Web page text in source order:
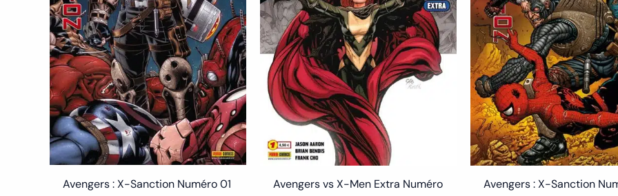
Avengers : X-Sanction Numéro 01
Avengers vs X-Men Extra Numéro
Avengers : X-Sanction